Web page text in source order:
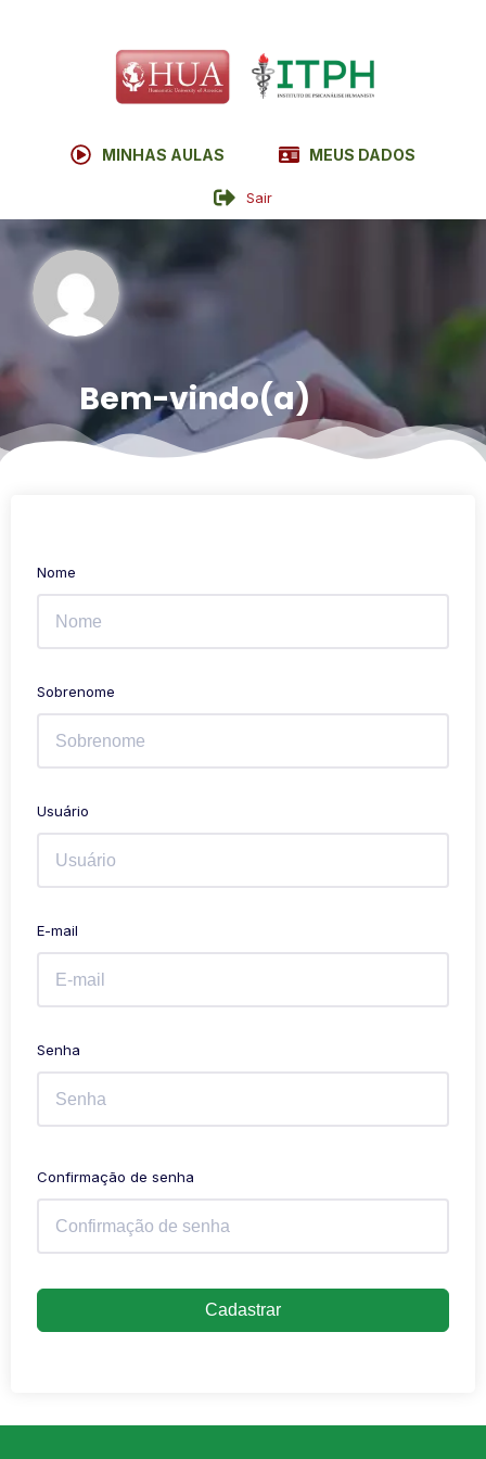
MINHAS AULAS MEUS DADOS
Sair
Bem-vindo(a)
Nome
Sobrenome
Usuário
E-mail
Senha
Confirmação de senha
Cadastrar